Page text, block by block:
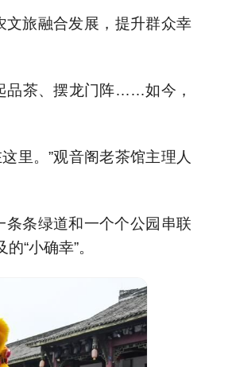
旅融合发展，提升群众幸
品茶、摆龙门阵……如今，
里。”观音阁老茶馆主理人
条条绿道和一个个公园串联
“小确幸”。